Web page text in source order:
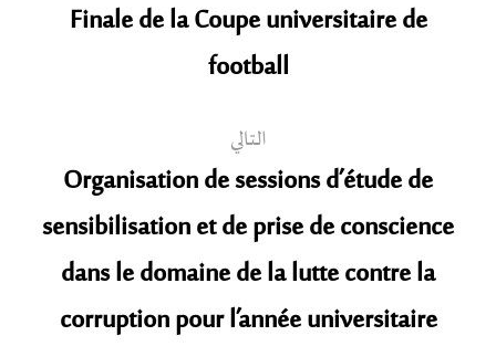
Finale de la Coupe universitaire de
football
التالي
Organisation de sessions d’étude de
sensibilisation et de prise de conscience
dans le domaine de la lutte contre la
corruption pour l’année universitaire